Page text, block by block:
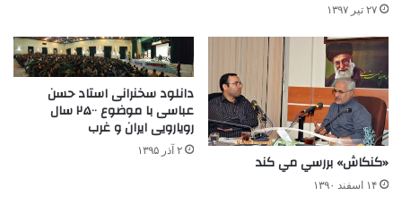
۲۷ تیر ۱۳۹۷
«كنكاش» بررسي مي كند
۱۴ اسفند ۱۳۹۰
دانلود سخنرانی استاد حسن
عباسی با موضوع ۲۵۰۰ سال
رویارویی ایران و غرب
۲ آذر ۱۳۹۵